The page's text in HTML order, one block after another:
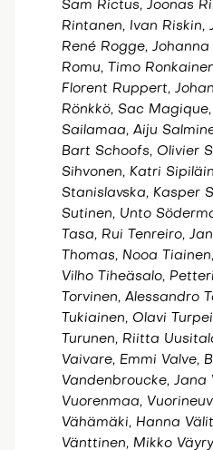
Sam Rictus, Joonas
Rintanen, Ivan Riskin,
René Rogge, Johanna
Romu, Timo
Florent Ruppert,
Rönkkö, Sac
Sailamaa, Aiju
Bart Schoofs, Olivier
Sihvonen, Katri
Stanislavska, Kasper
Sutinen, Unto
Tasa, Rui Tenreiro,
Thomas, Nooa
Vilho Tiheäsalo,
Torvinen, Alessandro
Tukiainen, Olavi
Turunen, Riitta
Vaivare, Emmi Valve,
Vandenbroucke, Jana
Vuorenmaa,
Vähämäki, Hanna
Vänttinen, Mikko